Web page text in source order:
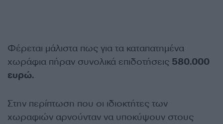
Φέρεται μάλιστα πως για τα καταπατημένα
χωράφια πήραν συνολικά επιδοτήσεις 580.000
ευρώ.
Στην περίπτωση που οι ιδιοκτήτες των
χωραφιών αρνούνταν να υποκύψουν στους